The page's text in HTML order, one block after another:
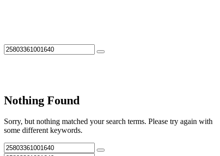
Nothing Found
Sorry, but nothing matched your search terms. Please try again with
some different keywords.